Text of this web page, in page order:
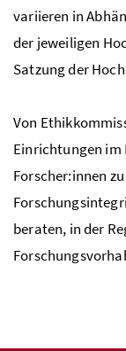
variieren in
der jeweiligen
Satzung der
Von
Einrichtungen im
Forscher:innen
beraten, in der